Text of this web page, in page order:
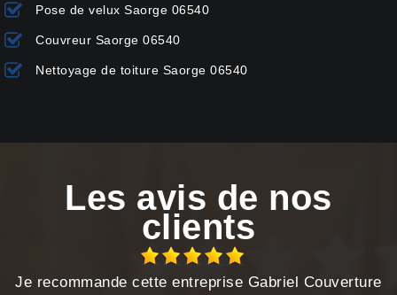
Pose de velux Saorge 06540
Couvreur Saorge 06540
Nettoyage de toiture Saorge 06540
Les avis de nos
clients
Je recommande cette entreprise Gabriel Couverture